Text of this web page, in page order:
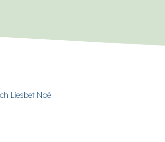
Liesbet Noé